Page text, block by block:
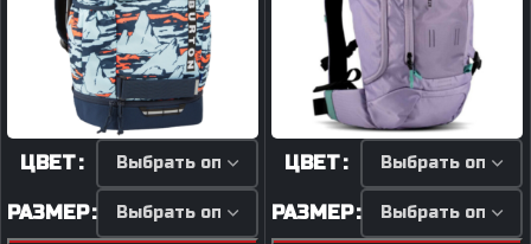
ЦВЕТ
РАЗМЕР
ЦВЕТ
РАЗМЕР